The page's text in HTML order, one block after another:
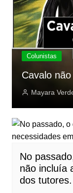
Colunistas
Cavalo
Mayara
No
não incluía
dos tutores.